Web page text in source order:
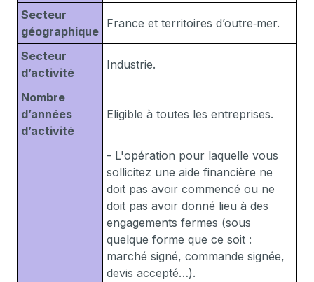
Secteur
géographique
France et territoires d’outre‑mer.
Secteur
d’activité
Industrie.
Nombre
d’années
d’activité
Eligible à toutes les entreprises.
- L'opération pour laquelle vous
sollicitez une aide financière ne
doit pas avoir commencé ou ne
doit pas avoir donné lieu à des
engagements fermes (sous
quelque forme que ce soit :
marché signé, commande signée,
devis accepté…).